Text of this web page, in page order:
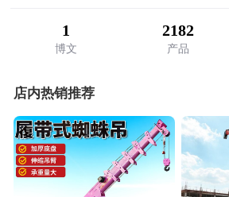
1
博文
2182
产品
店内热销推荐